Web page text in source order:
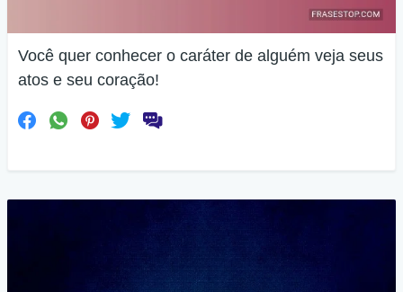
Você quer conhecer o caráter de alguém veja seus
atos e seu coração!